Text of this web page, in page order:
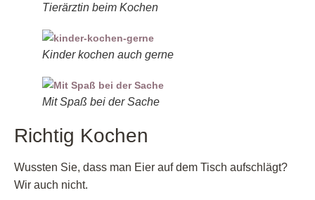
Tierärztin beim Kochen
Kinder kochen auch gerne
Mit Spaß bei der Sache
Richtig Kochen
Wussten Sie, dass man Eier auf dem Tisch aufschlägt?
Wir auch nicht.